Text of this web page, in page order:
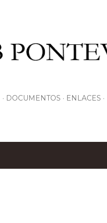
DOCUMENTOS ENLACES